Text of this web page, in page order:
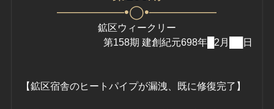
—————•◯•—————
鉱区ウィークリー
第158期 建創紀元698年█2月██日
【鉱区宿舎のヒートパイプが漏洩、既に修復完了】